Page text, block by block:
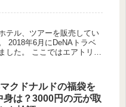
テル、ツアーを販売してい
2018年6月にDeNAトラベ
した。 ここではエアトリで
クドナルドの福袋を
身は？3000円の元が取